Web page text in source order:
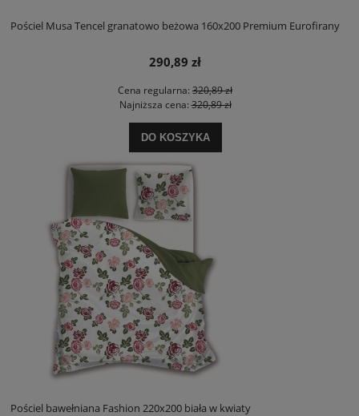
Pościel Musa Tencel granatowo beżowa 160x200 Premium Eurofirany
290,89 zł
Cena regularna: 320,89 zł
Najniższa cena:320,89 zł
DO KOSZYKA
Pościel bawełniana Fashion 220x200 biała w kwiaty